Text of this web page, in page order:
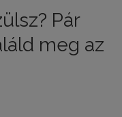
Pár
meg az